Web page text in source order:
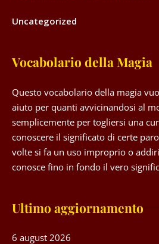
Uncategorized
Vocabolario della Magia
Questo vocabolario della magia
aiuto per quanti avvicinandosi al
semplicemente per togliersi una
conoscere il significato di certe
volte si fa un uso improprio o
conosce fino in fondo il vero
Ultimo aggiornamento
6 august 2026